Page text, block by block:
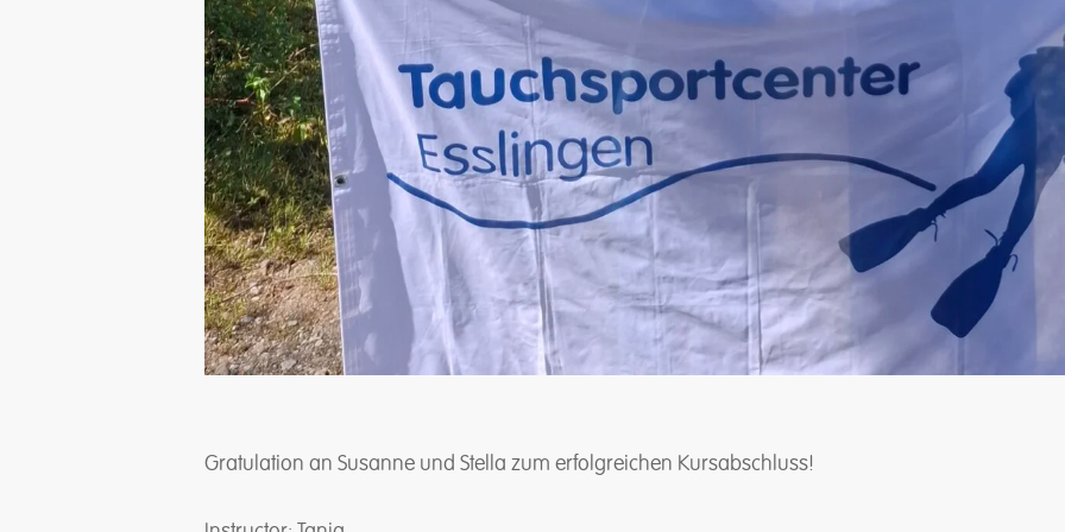
Gratulation an Susanne und Stella zum erfolgreichen Kursabschluss!